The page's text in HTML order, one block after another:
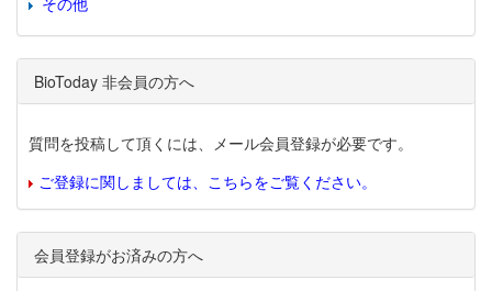
BioToday 非会員の方へ
質問を投稿して頂くには、メール会員登録が必要です。
ご登録に関しましては、こちらをご覧ください。
会員登録がお済みの方へ